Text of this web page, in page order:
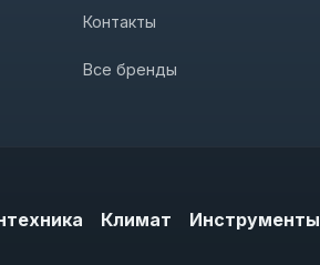
Контакты
Все бренды
Климат Инструменты